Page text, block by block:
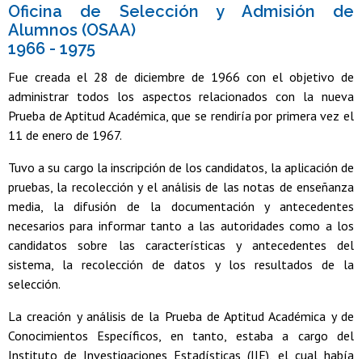
Oficina de Selección y Admisión de
Alumnos (OSAA)
1966 - 1975
Fue creada el 28 de diciembre de 1966 con el objetivo de
administrar todos los aspectos relacionados con la nueva
Prueba de Aptitud Académica, que se rendiría por primera vez el
11 de enero de 1967.
Tuvo a su cargo la inscripción de los candidatos, la aplicación de
pruebas, la recolección y el análisis de las notas de enseñanza
media, la difusión de la documentación y antecedentes
necesarios para informar tanto a las autoridades como a los
candidatos sobre las características y antecedentes del
sistema, la recolección de datos y los resultados de la
selección.
La creación y análisis de la Prueba de Aptitud Académica y de
Conocimientos Específicos, en tanto, estaba a cargo del
Instituto de Investigaciones Estadísticas (IIE), el cual había